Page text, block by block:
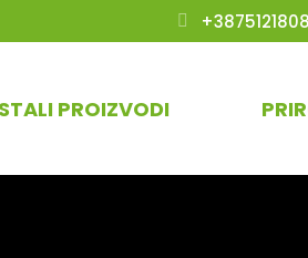
PROIZVODI